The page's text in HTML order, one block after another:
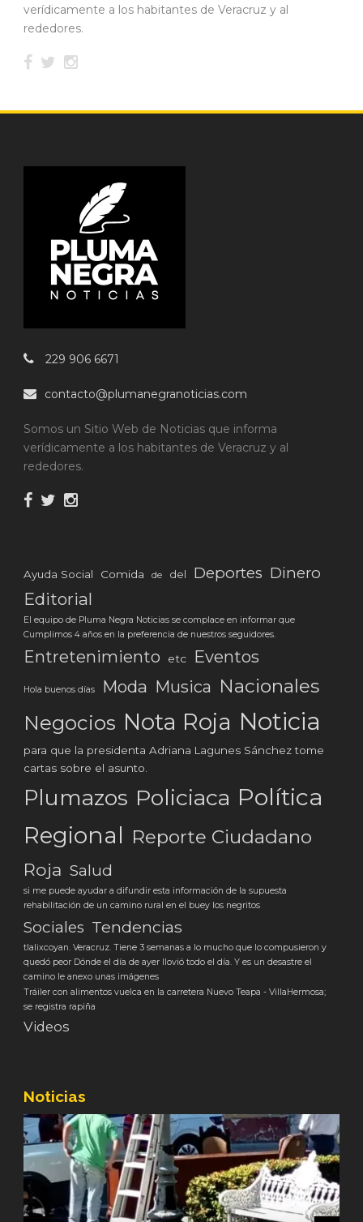
verídicamente a los habitantes de Veracruz y al
rededores.
229 906 6671
contacto@plumanegranoticias.com
Somos un Sitio Web de Noticias que informa
verídicamente a los habitantes de Veracruz y al
rededores.
Ayuda Social Comida de del Deportes Dinero
Editorial
El equipo de Pluma Negra Noticias se complace en informar que
Cumplimos 4 años en la preferencia de nuestros seguidores.
Entretenimiento etc Eventos
Hola buenos días Moda Musica Nacionales
Negocios Nota Roja Noticia
para que la presidenta Adriana Lagunes Sánchez tome
cartas sobre el asunto.
Plumazos Policiaca Política
Regional Reporte Ciudadano
Roja Salud
si me puede ayudar a difundir esta información de la supuesta
rehabilitación de un camino rural en el buey los negritos
Sociales Tendencias
tlalixcoyan. Veracruz. Tiene 3 semanas a lo mucho que lo compusieron y
quedó peor Dónde el día de ayer llovió todo el día. Y es un desastre el
camino le anexo unas imágenes
Tráiler con alimentos vuelca en la carretera Nuevo Teapa - VillaHermosa;
se registra rapiña
Videos
Noticias